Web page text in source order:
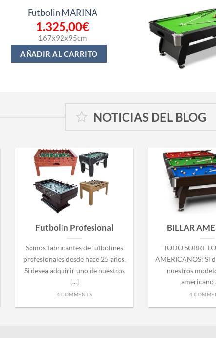
Futbolin MARINA
1.325,00€
167x92x95cm
AÑADIR AL CARRITO
NOTICIAS DEL BLOG
Futbolín Profesional
Somos fabricantes de futbolines
profesionales desde hace 25 años.
Si desea adquirir uno de nuestros
[...]
4 COMMENTS
BILLAR
TODO SOBRE
AMERICANOS: Si
nuestros
americano
4